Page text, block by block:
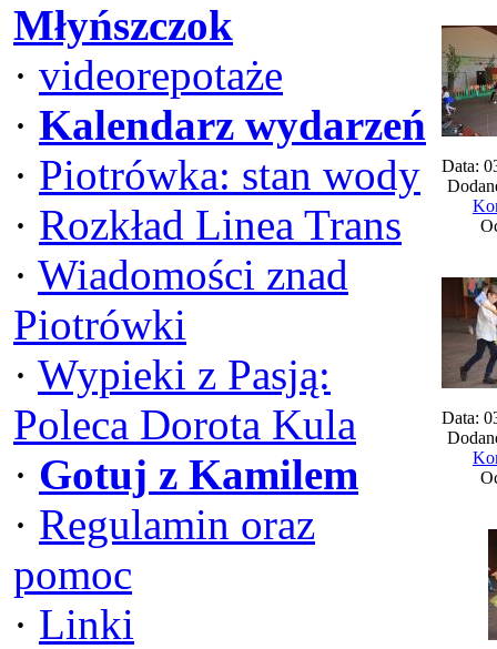
Młyńszczok
· videorepotaże
· Kalendarz wydarzeń
· Piotrówka: stan wody
· Rozkład Linea Trans
· Wiadomości znad
Piotrówki
· Wypieki z Pasją:
Poleca Dorota Kula
· Gotuj z Kamilem
· Regulamin oraz
pomoc
· Linki
Data:
Data: